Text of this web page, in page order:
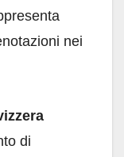
nei
di